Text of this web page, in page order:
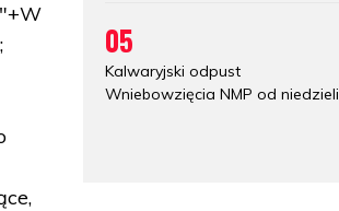
05
Kalwaryjski odpust
Wniebowzięcia NMP od niedzieli